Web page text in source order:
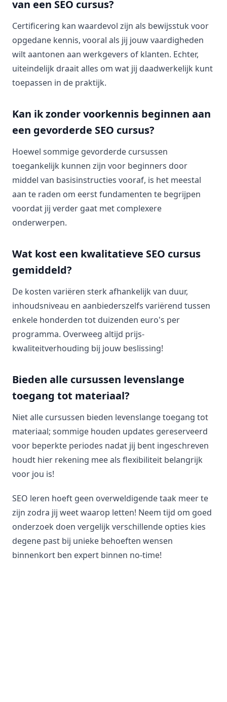
van een SEO cursus?
Certificering kan waardevol zijn als bewijsstuk voor
opgedane kennis, vooral als jij jouw vaardigheden
wilt aantonen aan werkgevers of klanten. Echter,
uiteindelijk draait alles om wat jij daadwerkelijk kunt
toepassen in de praktijk.
Kan ik zonder voorkennis beginnen aan
een gevorderde SEO cursus?
Hoewel sommige gevorderde cursussen
toegankelijk kunnen zijn voor beginners door
middel van basisinstructies vooraf, is het meestal
aan te raden om eerst fundamenten te begrijpen
voordat jij verder gaat met complexere
onderwerpen.
Wat kost een kwalitatieve SEO cursus
gemiddeld?
De kosten variëren sterk afhankelijk van duur,
inhoudsniveau en aanbiederszelfs variërend tussen
enkele honderden tot duizenden euro's per
programma. Overweeg altijd prijs-
kwaliteitverhouding bij jouw beslissing!
Bieden alle cursussen levenslange
toegang tot materiaal?
Niet alle cursussen bieden levenslange toegang tot
materiaal; sommige houden updates gereserveerd
voor beperkte periodes nadat jij bent ingeschreven
houdt hier rekening mee als flexibiliteit belangrijk
voor jou is!
SEO leren hoeft geen overweldigende taak meer te
zijn zodra jij weet waarop letten! Neem tijd om goed
onderzoek doen vergelijk verschillende opties kies
degene past bij unieke behoeften wensen
binnenkort ben expert binnen no-time!